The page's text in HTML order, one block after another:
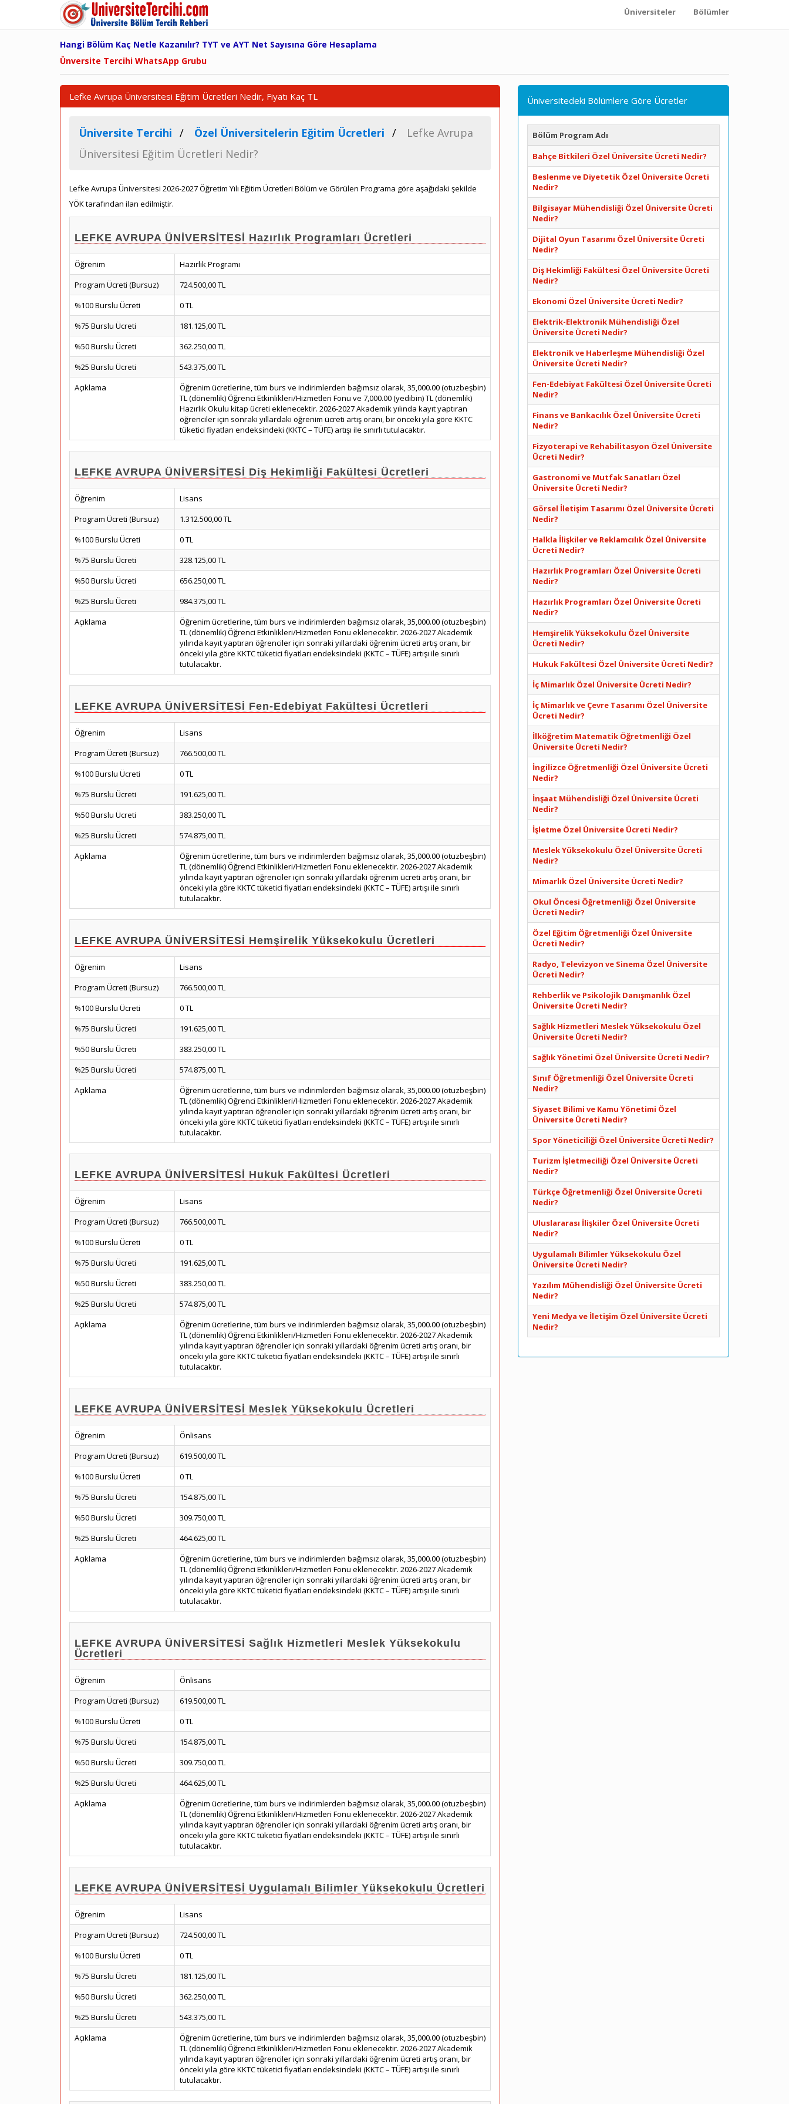
Üniversiteler Bölümler
Hangi Bölüm Kaç Netle Kazanılır? TYT ve AYT Net Sayısına Göre Hesaplama
Ünversite Tercihi WhatsApp Grubu
Lefke Avrupa Üniversitesi Eğitim Ücretleri Nedir, Fiyatı Kaç TL
Üniversite Tercihi Özel Üniversitelerin Eğitim Ücretleri
Lefke Avrupa
Üniversitesi Eğitim Ücretleri Nedir?
Lefke Avrupa Üniversitesi 2026-2027 Öğretim Yılı Eğitim Ücretleri Bölüm ve Görülen Programa göre aşağıdaki şekilde
YÖK tarafından ilan edilmiştir.
LEFKE AVRUPA ÜNİVERSİTESİ Hazırlık Programları Ücretleri
Öğrenim
Hazırlık Programı
Program Ücreti (Bursuz)
724.500,00 TL
%100 Burslu Ücreti
0 TL
%75 Burslu Ücreti
181.125,00 TL
%50 Burslu Ücreti
362.250,00 TL
%25 Burslu Ücreti
543.375,00 TL
Açıklama
Öğrenim ücretlerine, tüm burs ve indirimlerden bağımsız olarak, 35,000.00 (otuzbeşbin)
TL (dönemlik) Öğrenci Etkinlikleri/Hizmetleri Fonu ve 7,000.00 (yedibin) TL (dönemlik)
Hazırlık Okulu kitap ücreti eklenecektir. 2026-2027 Akademik yılında kayıt yaptıran
öğrenciler için sonraki yıllardaki öğrenim ücreti artış oranı, bir önceki yıla göre KKTC
tüketici fiyatları endeksindeki (KKTC – TÜFE) artışı ile sınırlı tutulacaktır.
LEFKE AVRUPA ÜNİVERSİTESİ Diş Hekimliği Fakültesi Ücretleri
Öğrenim
Lisans
Program Ücreti (Bursuz)
1.312.500,00 TL
%100 Burslu Ücreti
0 TL
%75 Burslu Ücreti
328.125,00 TL
%50 Burslu Ücreti
656.250,00 TL
%25 Burslu Ücreti
984.375,00 TL
Açıklama
Öğrenim ücretlerine, tüm burs ve indirimlerden bağımsız olarak, 35,000.00 (otuzbeşbin)
TL (dönemlik) Öğrenci Etkinlikleri/Hizmetleri Fonu eklenecektir. 2026-2027 Akademik
yılında kayıt yaptıran öğrenciler için sonraki yıllardaki öğrenim ücreti artış oranı, bir
önceki yıla göre KKTC tüketici fiyatları endeksindeki (KKTC – TÜFE) artışı ile sınırlı
tutulacaktır.
LEFKE AVRUPA ÜNİVERSİTESİ Fen-Edebiyat Fakültesi Ücretleri
Öğrenim
Lisans
Program Ücreti (Bursuz)
766.500,00 TL
%100 Burslu Ücreti
0 TL
%75 Burslu Ücreti
191.625,00 TL
%50 Burslu Ücreti
383.250,00 TL
%25 Burslu Ücreti
574.875,00 TL
Açıklama
Öğrenim ücretlerine, tüm burs ve indirimlerden bağımsız olarak, 35,000.00 (otuzbeşbin)
TL (dönemlik) Öğrenci Etkinlikleri/Hizmetleri Fonu eklenecektir. 2026-2027 Akademik
yılında kayıt yaptıran öğrenciler için sonraki yıllardaki öğrenim ücreti artış oranı, bir
önceki yıla göre KKTC tüketici fiyatları endeksindeki (KKTC – TÜFE) artışı ile sınırlı
tutulacaktır.
LEFKE AVRUPA ÜNİVERSİTESİ Hemşirelik Yüksekokulu Ücretleri
Öğrenim
Lisans
Program Ücreti (Bursuz)
766.500,00 TL
%100 Burslu Ücreti
0 TL
%75 Burslu Ücreti
191.625,00 TL
%50 Burslu Ücreti
383.250,00 TL
%25 Burslu Ücreti
574.875,00 TL
Açıklama
Öğrenim ücretlerine, tüm burs ve indirimlerden bağımsız olarak, 35,000.00 (otuzbeşbin)
TL (dönemlik) Öğrenci Etkinlikleri/Hizmetleri Fonu eklenecektir. 2026-2027 Akademik
yılında kayıt yaptıran öğrenciler için sonraki yıllardaki öğrenim ücreti artış oranı, bir
önceki yıla göre KKTC tüketici fiyatları endeksindeki (KKTC – TÜFE) artışı ile sınırlı
tutulacaktır.
LEFKE AVRUPA ÜNİVERSİTESİ Hukuk Fakültesi Ücretleri
Öğrenim
Lisans
Program Ücreti (Bursuz)
766.500,00 TL
%100 Burslu Ücreti
0 TL
%75 Burslu Ücreti
191.625,00 TL
%50 Burslu Ücreti
383.250,00 TL
%25 Burslu Ücreti
574.875,00 TL
Açıklama
Öğrenim ücretlerine, tüm burs ve indirimlerden bağımsız olarak, 35,000.00 (otuzbeşbin)
TL (dönemlik) Öğrenci Etkinlikleri/Hizmetleri Fonu eklenecektir. 2026-2027 Akademik
yılında kayıt yaptıran öğrenciler için sonraki yıllardaki öğrenim ücreti artış oranı, bir
önceki yıla göre KKTC tüketici fiyatları endeksindeki (KKTC – TÜFE) artışı ile sınırlı
tutulacaktır.
LEFKE AVRUPA ÜNİVERSİTESİ Meslek Yüksekokulu Ücretleri
Öğrenim
Önlisans
Program Ücreti (Bursuz)
619.500,00 TL
%100 Burslu Ücreti
0 TL
%75 Burslu Ücreti
154.875,00 TL
%50 Burslu Ücreti
309.750,00 TL
%25 Burslu Ücreti
464.625,00 TL
Açıklama
Öğrenim ücretlerine, tüm burs ve indirimlerden bağımsız olarak, 35,000.00 (otuzbeşbin)
TL (dönemlik) Öğrenci Etkinlikleri/Hizmetleri Fonu eklenecektir. 2026-2027 Akademik
yılında kayıt yaptıran öğrenciler için sonraki yıllardaki öğrenim ücreti artış oranı, bir
önceki yıla göre KKTC tüketici fiyatları endeksindeki (KKTC – TÜFE) artışı ile sınırlı
tutulacaktır.
LEFKE AVRUPA ÜNİVERSİTESİ Sağlık Hizmetleri Meslek Yüksekokulu
Ücretleri
Öğrenim
Önlisans
Program Ücreti (Bursuz)
619.500,00 TL
%100 Burslu Ücreti
0 TL
%75 Burslu Ücreti
154.875,00 TL
%50 Burslu Ücreti
309.750,00 TL
%25 Burslu Ücreti
464.625,00 TL
Açıklama
Öğrenim ücretlerine, tüm burs ve indirimlerden bağımsız olarak, 35,000.00 (otuzbeşbin)
TL (dönemlik) Öğrenci Etkinlikleri/Hizmetleri Fonu eklenecektir. 2026-2027 Akademik
yılında kayıt yaptıran öğrenciler için sonraki yıllardaki öğrenim ücreti artış oranı, bir
önceki yıla göre KKTC tüketici fiyatları endeksindeki (KKTC – TÜFE) artışı ile sınırlı
tutulacaktır.
LEFKE AVRUPA ÜNİVERSİTESİ Uygulamalı Bilimler Yüksekokulu Ücretleri
Öğrenim
Lisans
Program Ücreti (Bursuz)
724.500,00 TL
%100 Burslu Ücreti
0 TL
%75 Burslu Ücreti
181.125,00 TL
%50 Burslu Ücreti
362.250,00 TL
%25 Burslu Ücreti
543.375,00 TL
Açıklama
Öğrenim ücretlerine, tüm burs ve indirimlerden bağımsız olarak, 35,000.00 (otuzbeşbin)
TL (dönemlik) Öğrenci Etkinlikleri/Hizmetleri Fonu eklenecektir. 2026-2027 Akademik
yılında kayıt yaptıran öğrenciler için sonraki yıllardaki öğrenim ücreti artış oranı, bir
önceki yıla göre KKTC tüketici fiyatları endeksindeki (KKTC – TÜFE) artışı ile sınırlı
tutulacaktır.
Üniversitedeki Bölümlere Göre Ücretler
Bölüm Program Adı
Bahçe Bitkileri Özel Üniversite Ücreti Nedir?
Beslenme ve Diyetetik Özel Üniversite Ücreti
Nedir?
Bilgisayar Mühendisliği Özel Üniversite Ücreti
Nedir?
Dijital Oyun Tasarımı Özel Üniversite Ücreti
Nedir?
Diş Hekimliği Fakültesi Özel Üniversite Ücreti
Nedir?
Ekonomi Özel Üniversite Ücreti Nedir?
Elektrik-Elektronik Mühendisliği Özel
Üniversite Ücreti Nedir?
Elektronik ve Haberleşme Mühendisliği Özel
Üniversite Ücreti Nedir?
Fen-Edebiyat Fakültesi Özel Üniversite Ücreti
Nedir?
Finans ve Bankacılık Özel Üniversite Ücreti
Nedir?
Fizyoterapi ve Rehabilitasyon Özel Üniversite
Ücreti Nedir?
Gastronomi ve Mutfak Sanatları Özel
Üniversite Ücreti Nedir?
Görsel İletişim Tasarımı Özel Üniversite Ücreti
Nedir?
Halkla İlişkiler ve Reklamcılık Özel Üniversite
Ücreti Nedir?
Hazırlık Programları Özel Üniversite Ücreti
Nedir?
Hazırlık Programları Özel Üniversite Ücreti
Nedir?
Hemşirelik Yüksekokulu Özel Üniversite
Ücreti Nedir?
Hukuk Fakültesi Özel Üniversite Ücreti Nedir?
İç Mimarlık Özel Üniversite Ücreti Nedir?
İç Mimarlık ve Çevre Tasarımı Özel Üniversite
Ücreti Nedir?
İlköğretim Matematik Öğretmenliği Özel
Üniversite Ücreti Nedir?
İngilizce Öğretmenliği Özel Üniversite Ücreti
Nedir?
İnşaat Mühendisliği Özel Üniversite Ücreti
Nedir?
İşletme Özel Üniversite Ücreti Nedir?
Meslek Yüksekokulu Özel Üniversite Ücreti
Nedir?
Mimarlık Özel Üniversite Ücreti Nedir?
Okul Öncesi Öğretmenliği Özel Üniversite
Ücreti Nedir?
Özel Eğitim Öğretmenliği Özel Üniversite
Ücreti Nedir?
Radyo, Televizyon ve Sinema Özel Üniversite
Ücreti Nedir?
Rehberlik ve Psikolojik Danışmanlık Özel
Üniversite Ücreti Nedir?
Sağlık Hizmetleri Meslek Yüksekokulu Özel
Üniversite Ücreti Nedir?
Sağlık Yönetimi Özel Üniversite Ücreti Nedir?
Sınıf Öğretmenliği Özel Üniversite Ücreti
Nedir?
Siyaset Bilimi ve Kamu Yönetimi Özel
Üniversite Ücreti Nedir?
Spor Yöneticiliği Özel Üniversite Ücreti Nedir?
Turizm İşletmeciliği Özel Üniversite Ücreti
Nedir?
Türkçe Öğretmenliği Özel Üniversite Ücreti
Nedir?
Uluslararası İlişkiler Özel Üniversite Ücreti
Nedir?
Uygulamalı Bilimler Yüksekokulu Özel
Üniversite Ücreti Nedir?
Yazılım Mühendisliği Özel Üniversite Ücreti
Nedir?
Yeni Medya ve İletişim Özel Üniversite Ücreti
Nedir?